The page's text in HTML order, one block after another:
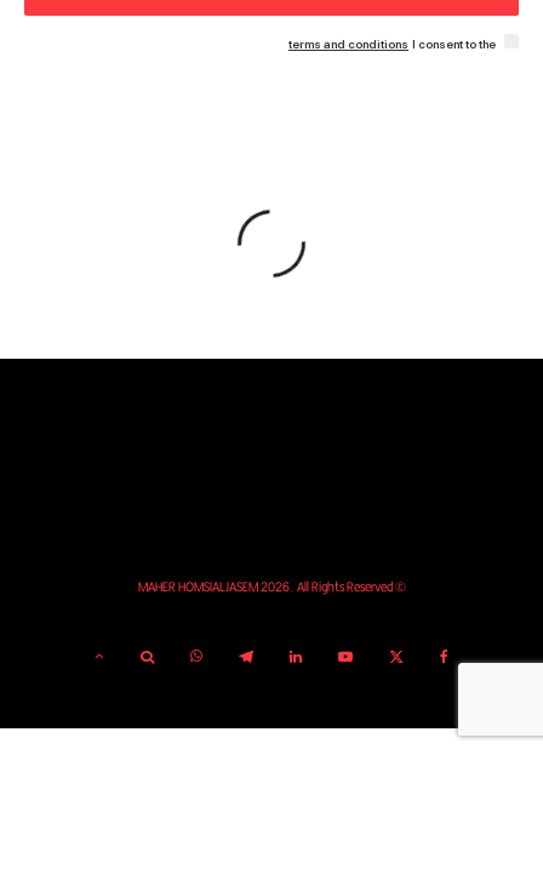
I consent to the
terms and conditions
© MAHER HOMSIALJASEM 2026. All Rights Reserved